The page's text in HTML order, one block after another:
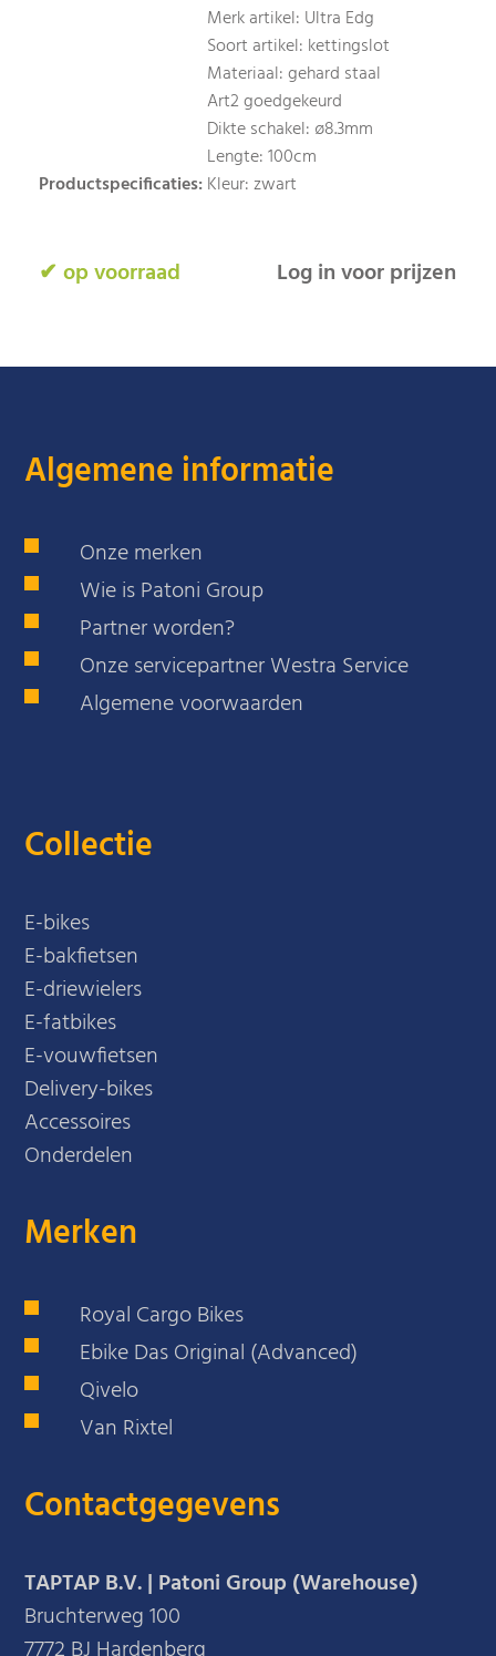
Productspecificaties:
Merk artikel: Ultra Edg
Soort artikel: kettingslot
Materiaal: gehard staal
Art2 goedgekeurd
Dikte schakel: ø8.3mm
Lengte: 100cm
Kleur: zwart
✔ op voorraad Log in voor prijzen
Algemene informatie
Onze merken
Wie is Patoni Group
Partner worden?
Onze servicepartner Westra Service
Algemene voorwaarden
Collectie
E-bikes
E-bakfietsen
E-driewielers
E-fatbikes
E-vouwfietsen
Delivery-bikes
Accessoires
Onderdelen
Merken
Royal Cargo Bikes
Ebike Das Original (Advanced)
Qivelo
Van Rixtel
Contactgegevens
TAPTAP B.V. | Patoni Group (Warehouse)
Bruchterweg 100